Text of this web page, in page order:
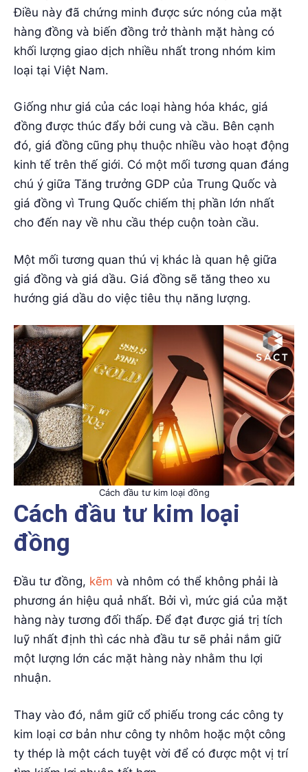
Điều này đã chứng minh được sức nóng của mặt
hàng đồng và biến đồng trở thành mặt hàng có
khối lượng giao dịch nhiều nhất trong nhóm kim
loại tại Việt Nam.
Giống như giá của các loại hàng hóa khác, giá
đồng được thúc đẩy bởi cung và cầu. Bên cạnh
đó, giá đồng cũng phụ thuộc nhiều vào hoạt động
kinh tế trên thế giới. Có một mối tương quan đáng
chú ý giữa Tăng trưởng GDP của Trung Quốc và
giá đồng vì Trung Quốc chiếm thị phần lớn nhất
cho đến nay về nhu cầu thép cuộn toàn cầu.
Một mối tương quan thú vị khác là quan hệ giữa
giá đồng và giá dầu. Giá đồng sẽ tăng theo xu
hướng giá dầu do việc tiêu thụ năng lượng.
Cách đầu tư kim loại đồng
Cách đầu tư kim loại
đồng
Đầu tư đồng, kẽm và nhôm có thể không phải là
phương án hiệu quả nhất. Bởi vì, mức giá của mặt
hàng này tương đối thấp. Để đạt được giá trị tích
luỹ nhất định thì các nhà đầu tư sẽ phải nắm giữ
một lượng lớn các mặt hàng này nhằm thu lợi
nhuận.
Thay vào đó, nắm giữ cổ phiếu trong các công ty
kim loại cơ bản như công ty nhôm hoặc một công
ty thép là một cách tuyệt vời để có được một vị trí